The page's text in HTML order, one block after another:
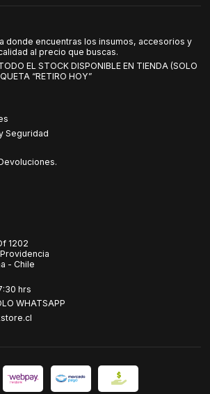
donde encuentras los insumos, accesorios y
al precio que buscas.
EL STOCK DISPONIBLE EN TIENDA (SOLO
“RETIRO HOY”
Seguridad
1202
- Chile
hrs
WHATSAPP